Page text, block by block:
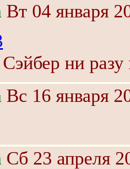
Вт 04 января
ни разу
Вс 16 января
Сб 23 апреля